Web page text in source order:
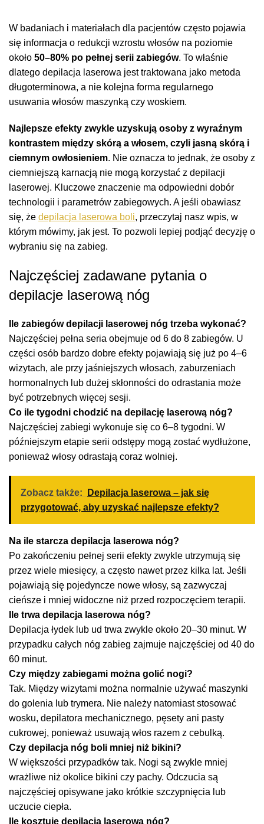
W badaniach i materiałach dla pacjentów często pojawia
się informacja o redukcji wzrostu włosów na poziomie
około 50–80% po pełnej serii zabiegów. To właśnie
dlatego depilacja laserowa jest traktowana jako metoda
długoterminowa, a nie kolejna forma regularnego
usuwania włosów maszynką czy woskiem.
Najlepsze efekty zwykle uzyskują osoby z wyraźnym
kontrastem między skórą a włosem, czyli jasną skórą i
ciemnym owłosieniem. Nie oznacza to jednak, że osoby z
ciemniejszą karnacją nie mogą korzystać z depilacji
laserowej. Kluczowe znaczenie ma odpowiedni dobór
technologii i parametrów zabiegowych. A jeśli obawiasz
się, że depilacja laserowa boli, przeczytaj nasz wpis, w
którym mówimy, jak jest. To pozwoli lepiej podjąć decyzję o
wybraniu się na zabieg.
Najczęściej zadawane pytania o
depilacje laserową nóg
Ile zabiegów depilacji laserowej nóg trzeba wykonać?
Najczęściej pełna seria obejmuje od 6 do 8 zabiegów. U
części osób bardzo dobre efekty pojawiają się już po 4–6
wizytach, ale przy jaśniejszych włosach, zaburzeniach
hormonalnych lub dużej skłonności do odrastania może
być potrzebnych więcej sesji.
Co ile tygodni chodzić na depilację laserową nóg?
Najczęściej zabiegi wykonuje się co 6–8 tygodni. W
późniejszym etapie serii odstępy mogą zostać wydłużone,
ponieważ włosy odrastają coraz wolniej.
Zobacz także:
Depilacja laserowa – jak się
przygotować, aby uzyskać najlepsze efekty?
Na ile starcza depilacja laserowa nóg?
Po zakończeniu pełnej serii efekty zwykle utrzymują się
przez wiele miesięcy, a często nawet przez kilka lat. Jeśli
pojawiają się pojedyncze nowe włosy, są zazwyczaj
cieńsze i mniej widoczne niż przed rozpoczęciem terapii.
Ile trwa depilacja laserowa nóg?
Depilacja łydek lub ud trwa zwykle około 20–30 minut. W
przypadku całych nóg zabieg zajmuje najczęściej od 40 do
60 minut.
Czy między zabiegami można golić nogi?
Tak. Między wizytami można normalnie używać maszynki
do golenia lub trymera. Nie należy natomiast stosować
wosku, depilatora mechanicznego, pęsety ani pasty
cukrowej, ponieważ usuwają włos razem z cebulką.
Czy depilacja nóg boli mniej niż bikini?
W większości przypadków tak. Nogi są zwykle mniej
wrażliwe niż okolice bikini czy pachy. Odczucia są
najczęściej opisywane jako krótkie szczypnięcia lub
uczucie ciepła.
Ile kosztuje depilacja laserowa nóg?